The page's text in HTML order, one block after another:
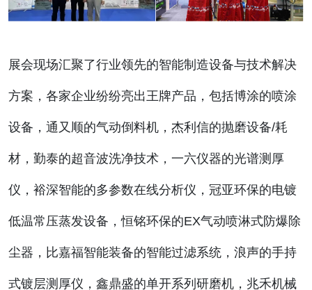
展会现场汇聚了行业领先的智能制造设备与技术解决
方案，各家企业纷纷亮出王牌产品，包括博涂的喷涂
设备，通又顺的气动倒料机，杰利信的抛磨设备/耗
材，勤泰的超音波洗净技术，一六仪器的光谱测厚
仪，裕深智能的多参数在线分析仪，冠亚环保的电镀
低温常压蒸发设备，恒铭环保的EX气动喷淋式防爆除
尘器，比嘉福智能装备的智能过滤系统，浪声的手持
式镀层测厚仪，鑫鼎盛的单开系列研磨机，兆禾机械